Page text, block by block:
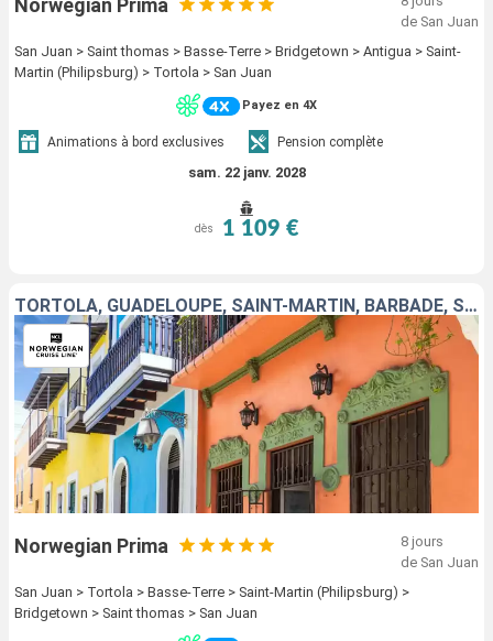
de San Juan
San Juan > Saint thomas > Basse-Terre > Bridgetown > Antigua > Saint-
Martin (Philipsburg) > Tortola > San Juan
Payez en 4X
Animations à bord exclusives Pension complète
sam. 22 janv. 2028
dès 1 109 €
TORTOLA, GUADELOUPE, SAINT-MARTIN, BARBADE, SAINT-THOMAS, PORTO RICO
Norwegian Prima
8 jours
de San Juan
San Juan > Tortola > Basse-Terre > Saint-Martin (Philipsburg) >
Bridgetown > Saint thomas > San Juan